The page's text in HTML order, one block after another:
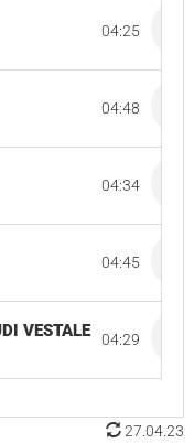
04:25
04:48
04:34
04:45
VESTALE 04:29
27.04.23